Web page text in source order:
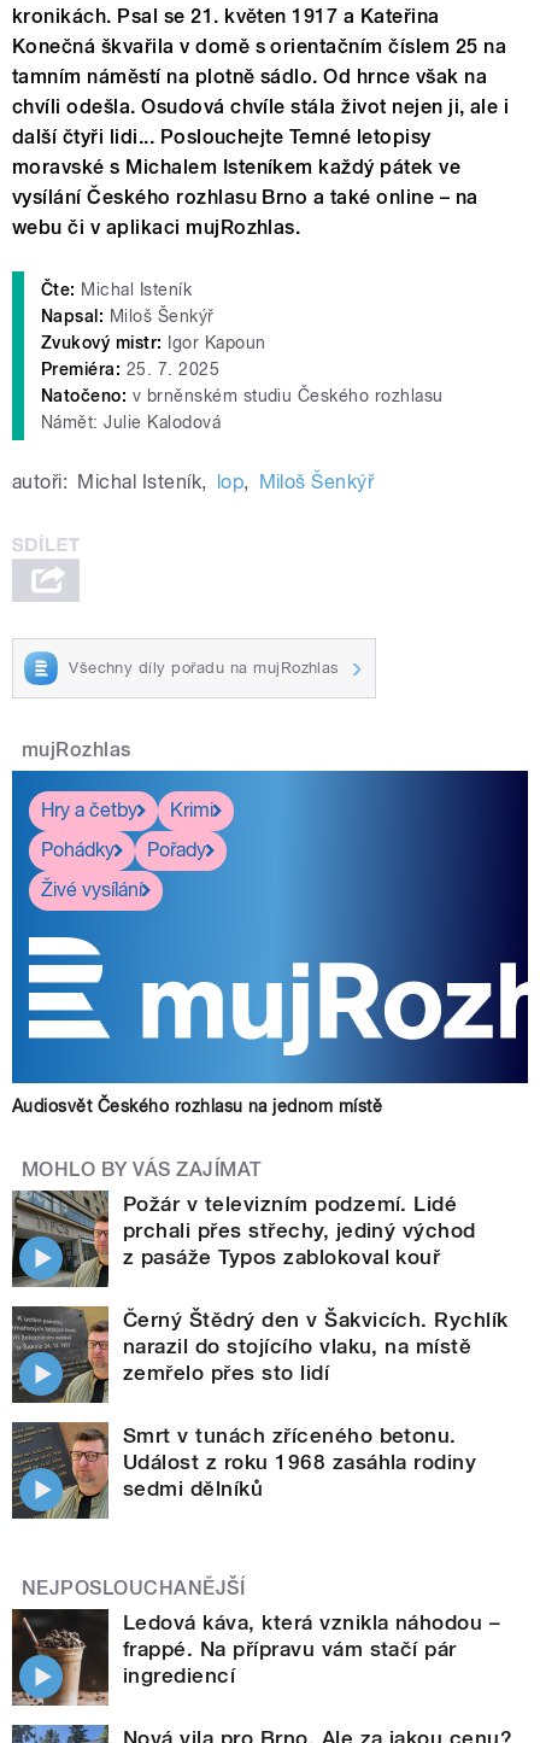
kronikách. Psal se 21. květen 1917 a Kateřina
Konečná škvařila v domě s orientačním číslem 25 na
tamním náměstí na plotně sádlo. Od hrnce však na
chvíli odešla. Osudová chvíle stála život nejen ji, ale i
další čtyři lidi... Poslouchejte Temné letopisy
moravské s Michalem Isteníkem každý pátek ve
vysílání Českého rozhlasu Brno a také online – na
webu či v aplikaci mujRozhlas.
Čte: Michal Isteník
Napsal: Miloš Šenkýř
Zvukový mistr:
Igor Kapoun
Premiéra: 25. 7. 2025
Natočeno: v brněnském studiu Českého rozhlasu
Námět: Julie Kalodová
autoři: Michal Isteník, lop, Miloš Šenkýř
Všechny díly pořadu na mujRozhlas
mujRozhlas
Hry a četby
Krimi
Pohádky
Pořady
Živé vysílání
Audiosvět Českého rozhlasu na jednom místě
MOHLO BY VÁS ZAJÍMAT
Požár v televizním podzemí. Lidé
prchali přes střechy, jediný východ
z pasáže Typos zablokoval kouř
Černý Štědrý den v Šakvicích. Rychlík
narazil do stojícího vlaku, na místě
zemřelo přes sto lidí
Smrt v tunách zříceného betonu.
Událost z roku 1968 zasáhla rodiny
sedmi dělníků
NEJPOSLOUCHANĚJŠÍ
Ledová káva, která vznikla náhodou –
frappé. Na přípravu vám stačí pár
ingrediencí
Nová vila pro Brno. Ale za jakou cenu?